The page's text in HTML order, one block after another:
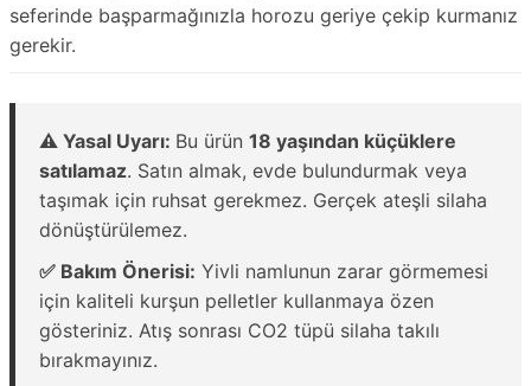
seferinde başparmağınızla horozu geriye çekip kurmanız
gerekir.
⚠️ Yasal Uyarı: Bu ürün 18 yaşından küçüklere
satılamaz. Satın almak, evde bulundurmak veya
taşımak için ruhsat gerekmez. Gerçek ateşli silaha
dönüştürülemez.
✅ Bakım Önerisi: Yivli namlunun zarar görmemesi
için kaliteli kurşun pelletler kullanmaya özen
gösteriniz. Atış sonrası CO2 tüpü silaha takılı
bırakmayınız.